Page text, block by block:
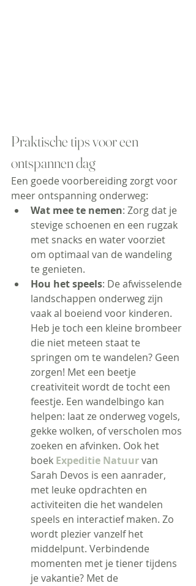
Praktische tips voor een
ontspannen dag
Een goede voorbereiding zorgt voor
meer ontspanning onderweg:
Wat mee te nemen: Zorg dat je
stevige schoenen en een rugzak
met snacks en water voorziet
om optimaal van de wandeling
te genieten.
Hou het speels: De afwisselende
landschappen onderweg zijn
vaak al boeiend voor kinderen.
Heb je toch een kleine brombeer
die niet meteen staat te
springen om te wandelen? Geen
zorgen! Met een beetje
creativiteit wordt de tocht een
feestje. Een wandelbingo kan
helpen: laat ze onderweg vogels,
gekke wolken, of verscholen mos
zoeken en afvinken. Ook het
boek Expeditie Natuurvan
Sarah Devos is een aanrader,
met leuke opdrachten en
activiteiten die het wandelen
speels en interactief maken. Zo
wordt plezier vanzelf het
middelpunt. Verbindende
momenten met je tiener tijdens
je vakantie? Met de